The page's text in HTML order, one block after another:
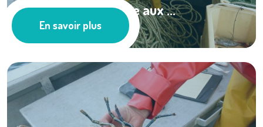
Le SMEL s’intéresse aux ...
Les actus
En savoir plus